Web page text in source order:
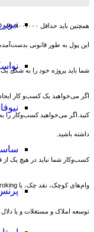
این پول به طور قانونی
شما باید پروژه خود را به شکل یک
داشته باشید. ​
کسب‌وکار شما نباید در هیچ یک از
وام‌های کوچک، نقد چک، یا pawnbroking ​
توسعه املاک و مستغلات و یا دلال